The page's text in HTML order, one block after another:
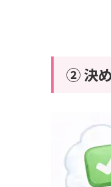
② 決